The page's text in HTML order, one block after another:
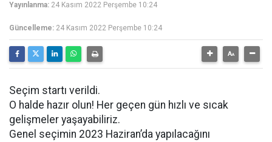
Yayınlanma: 24 Kasım 2022 Perşembe 10:24
Güncelleme: 24 Kasım 2022 Perşembe 10:24
Seçim startı verildi.
O halde hazır olun! Her geçen gün hızlı ve sıcak
gelişmeler yaşayabiliriz.
Genel seçimin 2023 Haziran’da yapılacağını